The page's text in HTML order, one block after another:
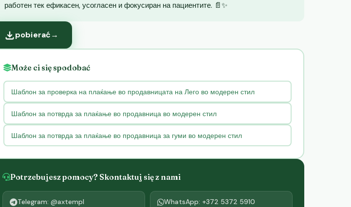
работен тек ефикасен, усогласен и фокусиран на пациентите. 📄✨
pobierać→
Może ci się spodobać
Шаблон за проверка на плаќање во продавницата на Лего во модерен стил
Шаблон за потврда за плаќање во продавница во модерен стил
Шаблон за потврда за плаќање во продавница за гуми во модерен стил
Potrzebujesz pomocy? Skontaktuj się z nami
Telegram: @axtempl WhatsApp: +372 5372 5910